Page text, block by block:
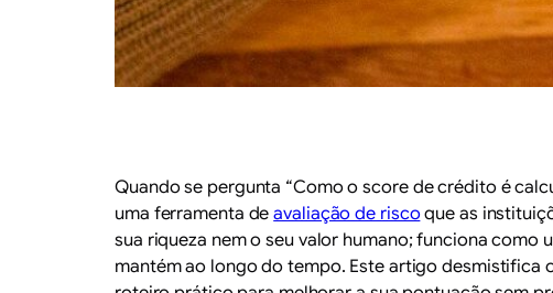
Quando se pergunta “Como o score de crédito é
uma ferramenta deavaliação de riscoque as
sua riqueza nem o seu valor humano; funciona
mantém ao longo do tempo. Este artigo desmistifica